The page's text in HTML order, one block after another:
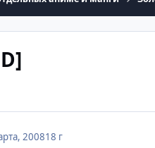
200818 г